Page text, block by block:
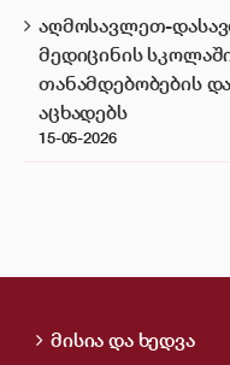
აღმოსავლეთ-
მედიცინის
თანამდებობების
აცხადებს
15-05-2026
მისია და ხედვა